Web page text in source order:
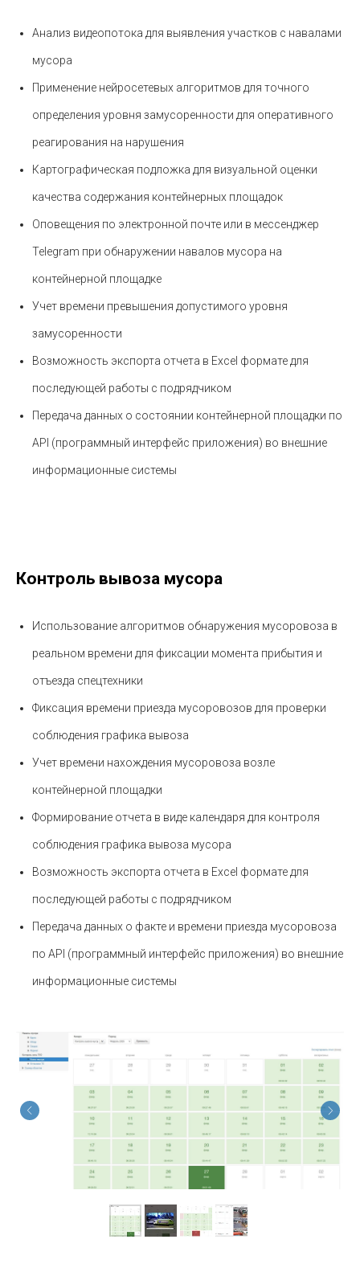
Анализ видеопотока для выявления участков с навалами
мусора
Применение нейросетевых алгоритмов для точного
определения уровня замусоренности для оперативного
реагирования на нарушения
Картографическая подложка для визуальной оценки
качества содержания контейнерных площадок
Оповещения по электронной почте или в мессенджер
Telegram при обнаружении навалов мусора на
контейнерной площадке
Учет времени превышения допустимого уровня
замусоренности
Возможность экспорта отчета в Excel формате для
последующей работы с подрядчиком
Передача данных о состоянии контейнерной площадки по
API (программный интерфейс приложения) во внешние
информационные системы
Контроль вывоза мусора
Использование алгоритмов обнаружения мусоровоза в
реальном времени для фиксации момента прибытия и
отъезда спецтехники
Фиксация времени приезда мусоровозов для проверки
соблюдения графика вывоза
Учет времени нахождения мусоровоза возле
контейнерной площадки
Формирование отчета в виде календаря для контроля
соблюдения графика вывоза мусора
Возможность экспорта отчета в Excel формате для
последующей работы с подрядчиком
Передача данных о факте и времени приезда мусоровоза
по API (программный интерфейс приложения) во внешние
информационные системы